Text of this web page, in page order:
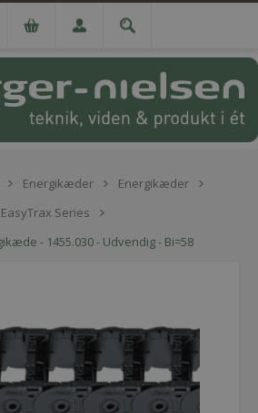
Energikæder
Energikæder
EasyTrax Series
- 1455.030 - Udvendig - Bi=58